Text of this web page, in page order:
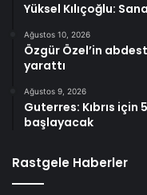
Yüksel Kılıçoğlu:
Ağustos 10, 2026
Özgür Özel’in
yarattı
Ağustos 9, 2026
Guterres: Kıbrıs için
başlayacak
Rastgele Haberler